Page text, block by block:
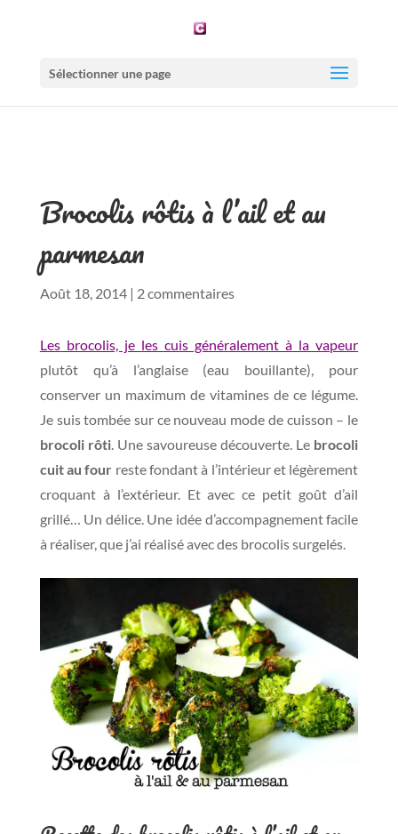
Sélectionner une page
Brocolis rôtis à l’ail et au
parmesan
Août 18, 2014| 2 commentaires
Les brocolis, je les cuis généralement à la vapeur
plutôt qu’à l’anglaise (eau bouillante), pour
conserver un maximum de vitamines de ce légume.
Je suis tombée sur ce nouveau mode de cuisson – le
brocoli rôti. Une savoureuse découverte. Le brocoli
cuit au four reste fondant à l’intérieur et légèrement
croquant à l’extérieur. Et avec ce petit goût d’ail
grillé… Un délice. Une idée d’accompagnement facile
à réaliser, que j’ai réalisé avec des brocolis surgelés.